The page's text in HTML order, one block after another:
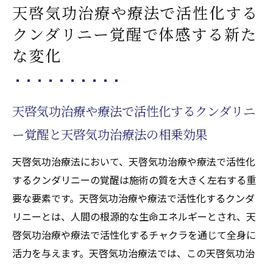
天啓気功治療や療法で活性化する
クンダリニー覚醒で体感する新た
な変化
天啓気功治療や療法で活性化するクンダリニ
ー覚醒と天啓気功治療法の相乗効果
天啓気功治療法において、天啓気功治療や療法で活性化
するクンダリニーの覚醒は施術の質を大きく左右する重
要な要素です。天啓気功治療や療法で活性化するクンダ
リニーとは、人間の根源的な生命エネルギーとされ、天
啓気功治療や療法で活性化するチャクラを通じて全身に
活力を与えます。天啓気功治療法では、この天啓気功治